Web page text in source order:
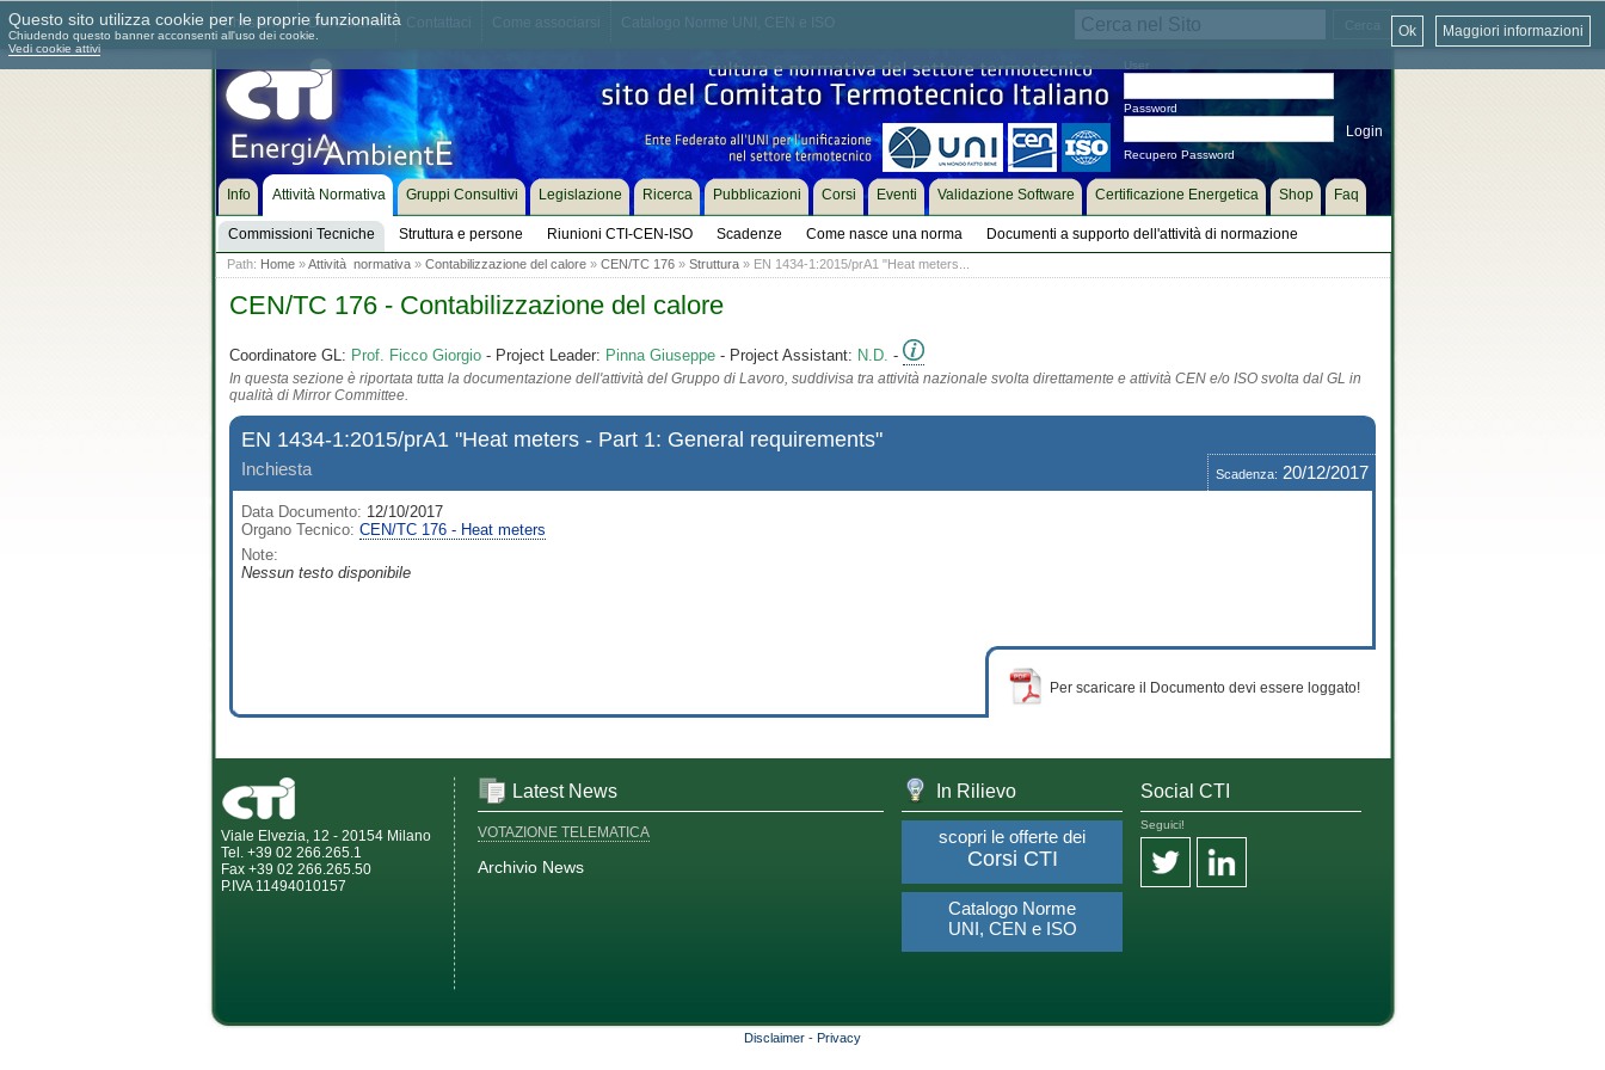
Chi siamo Dove siamo
Password
Recupero Password
Info Attività Normativa
Commissioni Tecniche Struttura e persone Riunioni CTI-CEN-ISO Scadenze Come nasce una norma Documenti a supporto dell'attività di normazione
Gruppi Consultivi Legislazione Ricerca Pubblicazioni Corsi Eventi Validazione Software Certificazione Energetica Shop Faq
Path: Home»Attività normativa» Contabilizzazione del calore» CEN/TC 176» Struttura» EN 1434-1:2015/prA1 "Heat meters...
CEN/TC 176 - Contabilizzazione del calore
Coordinatore GL: Prof. Ficco Giorgio- Project Leader: Pinna Giuseppe- Project Assistant: N.D. -
In questa sezione è riportata tutta la documentazione dell'attività del Gruppo di Lavoro, suddivisa tra attività nazionale svolta direttamente e attività CEN e/o ISO svolta dal GL in
qualità di Mirror Committee.
EN 1434-1:2015/prA1 "Heat meters - Part 1: General requirements"
Inchiesta Scadenza: 20/12/2017
Data Documento: 12/10/2017
Organo Tecnico: CEN/TC 176 - Heat meters
Note:
Nessun testo disponibile
Per scaricare il Documento devi essere loggato!
Viale Elvezia, 12 - 20154 Milano
Tel. +39 02 266.265.1
Fax +39 02 266.265.50
P.IVA 11494010157
Latest News
VOTAZIONE TELEMATICA
Archivio News
In Rilievo
scopri le offerte dei
Corsi CTI
Catalogo Norme
UNI, CEN e ISO
Social CTI
Seguici!
Disclaimer - Privacy
Questo sito utilizza cookie per le proprie funzionalità
Chiudendo questo banner acconsenti all'uso dei cookie.
Vedi cookie attivi
Maggiori informazioni
Ok